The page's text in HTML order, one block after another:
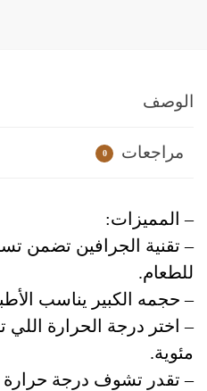
الوصف
مراجعات 0
– المميزات:
– تقنية الجرافين تضمن
للطعام.
– حجمه الكبير يناسب
مئوية.
– تقدر تشوف درجة حرارة